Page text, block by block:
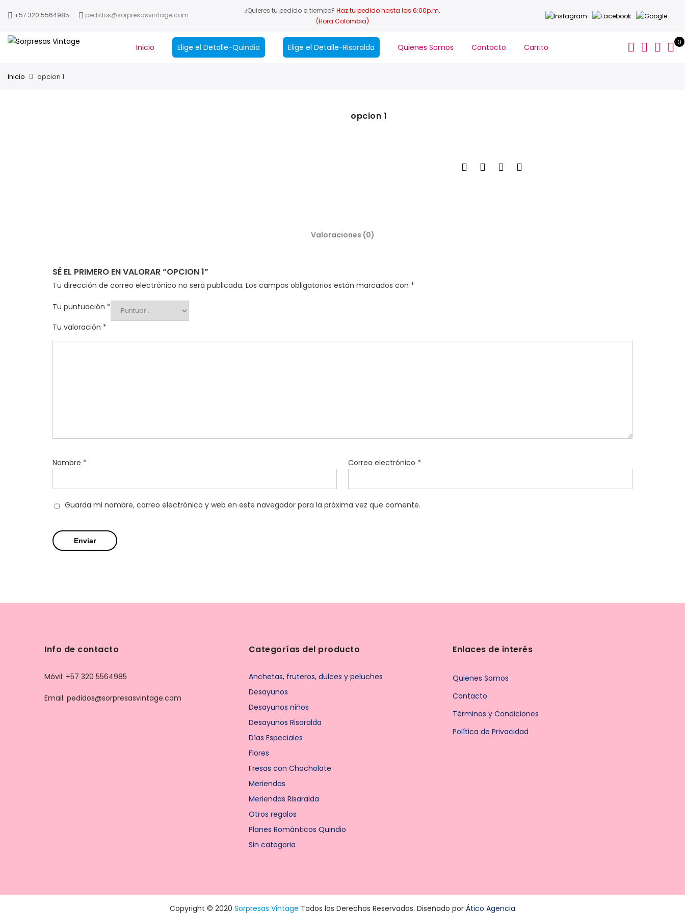
+57 320 5564985 pedidos@sorpresasvintage.com
¿Quieres tu pedido a tiempo?Haz tu pedido hasta las 6:00p.m.
(Hora Colombia)
Inicio Elige el Detalle-Quindio Elige el Detalle-Risaralda Quienes Somos Contacto Carrito
0
Inicio opcion 1
opcion 1
Valoraciones (0)
SÉ EL PRIMERO EN VALORAR “OPCION 1”
Tu dirección de correo electrónico no será publicada. Los campos obligatorios están marcados con *
Tu puntuación *
Tu valoración *
Nombre * Correo electrónico *
Guarda mi nombre, correo electrónico y web en este navegador para la próxima vez que comente.
Info de contacto
Móvil: +57 320 5564985
Email: pedidos@sorpresasvintage.com
Categorías del producto
Anchetas, fruteros, dulces y peluches
Desayunos
Desayunos niños
Desayunos Risaralda
Días Especiales
Flores
Fresas con Chocholate
Meriendas
Meriendas Risaralda
Otros regalos
Planes Románticos Quindio
Sin categoria
Enlaces de interés
Quienes Somos
Contacto
Términos y Condiciones
Política de Privacidad
Copyright © 2020 Sorpresas Vintage Todos los Derechos Reservados. Diseñado por Ático Agencia